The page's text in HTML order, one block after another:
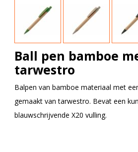
Ball pen bamboe
tarwestro
Balpen van bamboe materiaal met
gemaakt van tarwestro. Bevat een
blauwschrijvende X20 vulling.